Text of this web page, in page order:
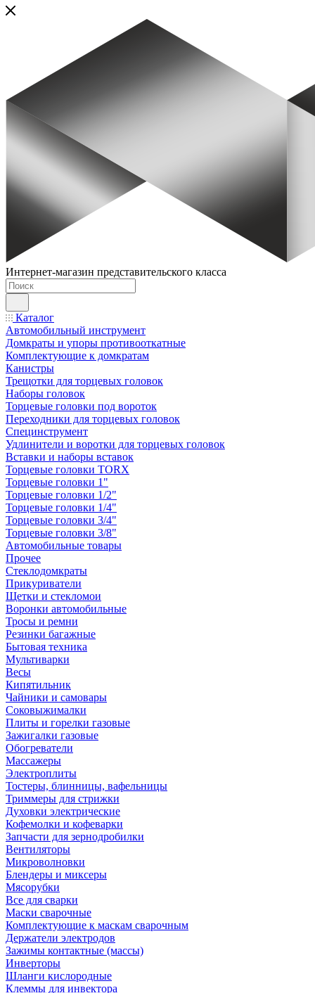
Интернет-магазин представительского класса
Каталог
Автомобильный инструмент
Домкраты и упоры противооткатные
Комплектующие к домкратам
Канистры
Трещотки для торцевых головок
Наборы головок
Торцевые головки под вороток
Переходники для торцевых головок
Специнструмент
Удлинители и воротки для торцевых головок
Вставки и наборы вставок
Торцевые головки TORX
Торцевые головки 1"
Торцевые головки 1/2"
Торцевые головки 1/4"
Торцевые головки 3/4"
Торцевые головки 3/8"
Автомобильные товары
Прочее
Стеклодомкраты
Прикуриватели
Щетки и стекломои
Воронки автомобильные
Тросы и ремни
Резинки багажные
Бытовая техника
Мультиварки
Весы
Кипятильник
Чайники и самовары
Соковыжималки
Плиты и горелки газовые
Зажигалки газовые
Обогреватели
Массажеры
Электроплиты
Тостеры, блинницы, вафельницы
Триммеры для стрижки
Духовки электрические
Кофемолки и кофеварки
Запчасти для зернодробилки
Вентиляторы
Микроволновки
Блендеры и миксеры
Мясорубки
Все для сварки
Маски сварочные
Комплектующие к маскам сварочным
Держатели электродов
Зажимы контактные (массы)
Инверторы
Шланги кислородные
Клеммы для инвектора